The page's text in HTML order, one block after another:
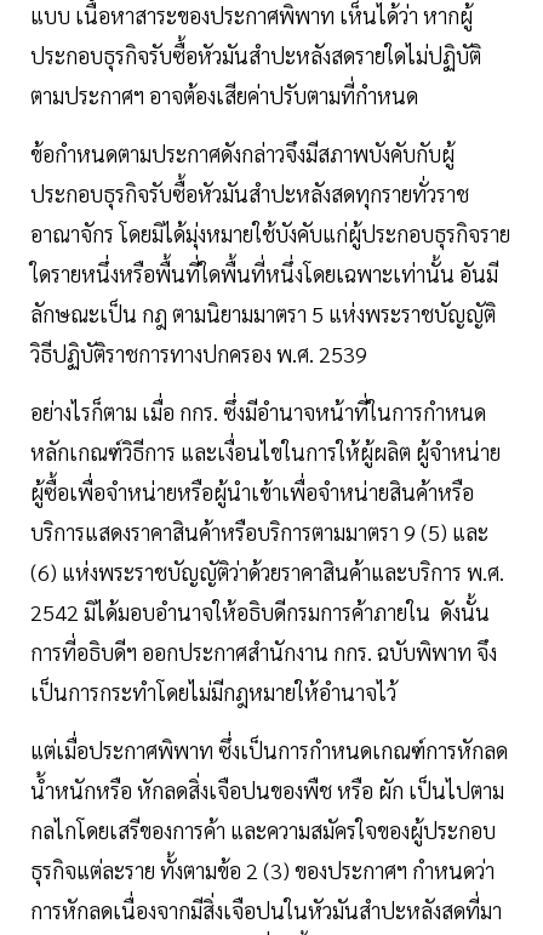
แบบ เนื้อหาสาระของประกาศพิพาท เห็นได้ว่า หากผู้
ประกอบธุรกิจรับซื้อหัวมันสำปะหลังสดรายใดไม่ปฏิบัติ
ตามประกาศฯ อาจต้องเสียค่าปรับตามที่กำหนด
ข้อกำหนดตามประกาศดังกล่าวจึงมีสภาพบังคับกับผู้
ประกอบธุรกิจรับซื้อหัวมันสำปะหลังสดทุกรายทั่วราช
อาณาจักร โดยมิได้มุ่งหมายใช้บังคับแก่ผู้ประกอบธุรกิจราย
ใดรายหนึ่งหรือพื้นที่ใดพื้นที่หนึ่งโดยเฉพาะเท่านั้น อันมี
ลักษณะเป็น กฎ ตามนิยามมาตรา 5 แห่งพระราชบัญญัติ
วิธีปฏิบัติราชการทางปกครอง พ.ศ. 2539
อย่างไรก็ตาม เมื่อ กกร. ซึ่งมีอำนาจหน้าที่ในการกำหนด
หลักเกณฑ์วิธีการ และเงื่อนไขในการให้ผู้ผลิต ผู้จำหน่าย
ผู้ซื้อเพื่อจำหน่ายหรือผู้นำเข้าเพื่อจำหน่ายสินค้าหรือ
บริการแสดงราคาสินค้าหรือบริการตามมาตรา 9 (5) และ
(6) แห่งพระราชบัญญัติว่าด้วยราคาสินค้าและบริการ พ.ศ.
2542 มิได้มอบอำนาจให้อธิบดีกรมการค้าภายใน ดังนั้น
การที่อธิบดีฯ ออกประกาศสำนักงาน กกร. ฉบับพิพาท จึง
เป็นการกระทำโดยไม่มีกฎหมายให้อำนาจไว้
แต่เมื่อประกาศพิพาท ซึ่งเป็นการกำหนดเกณฑ์การหักลด
น้ำหนักหรือ หักลดสิ่งเจือปนของพืช หรือ ผัก เป็นไปตาม
กลไกโดยเสรีของการค้า และความสมัครใจของผู้ประกอบ
ธุรกิจแต่ละราย ทั้งตามข้อ 2 (3) ของประกาศฯ กำหนดว่า
การหักลดเนื่องจากมีสิ่งเจือปนในหัวมันสำปะหลังสดที่มา